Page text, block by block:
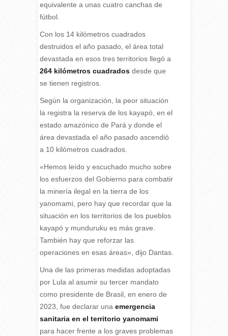
equivalente a unas cuatro canchas de
fútbol.
Con los 14 kilómetros cuadrados
destruidos el año pasado, el área total
devastada en esos tres territorios llegó a
264 kilómetros cuadradosdesde que
se tienen registros.
Según la organización, la peor situación
la registra la reserva de los kayapó, en el
estado amazónico de Pará y donde el
área devastada el año pasado ascendió
a 10 kilómetros cuadrados.
«Hemos leído y escuchado mucho sobre
los esfuerzos del Gobierno para combatir
la minería ilegal en la tierra de los
yanomami, pero hay que recordar que la
situación en los territorios de los pueblos
kayapó y munduruku es más grave.
También hay que reforzar las
operaciones en esas áreas», dijo Dantas.
Una de las primeras medidas adoptadas
por Lula al asumir su tercer mandato
como presidente de Brasil, en enero de
2023, fue declarar una emergencia
sanitaria en el territorio yanomami
para hacer frente a los graves problemas